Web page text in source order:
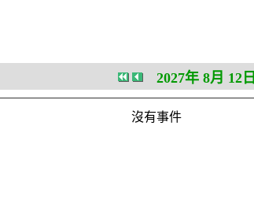
2027年 8月 12日
沒有事件